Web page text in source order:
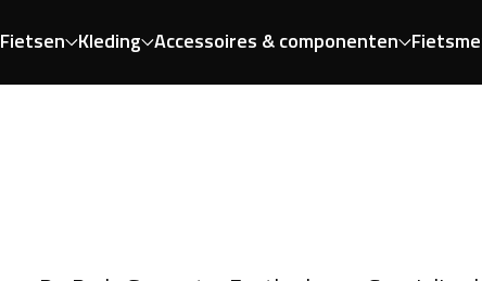
Fietsen Kleding Accessoires & componenten